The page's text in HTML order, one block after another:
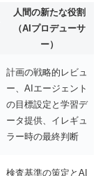
人間の新たな役割
（AIプロデューサ
ー）
計画の戦略的レビュ
ー、AIエージェント
の目標設定と学習デ
ータ提供、イレギュ
ラー時の最終判断
検査基準の策定とAI